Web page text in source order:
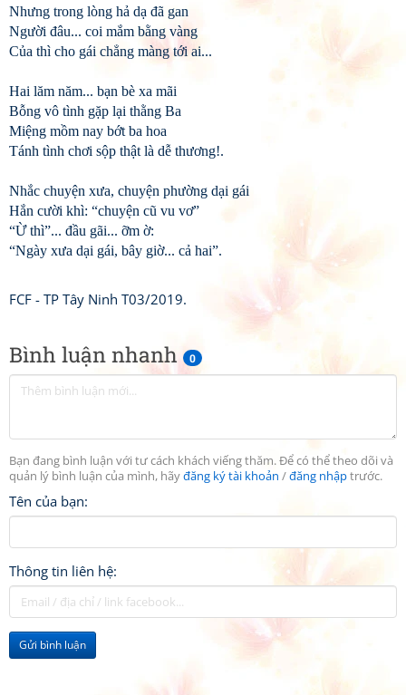
Bình luận nhanh 0
Bạn đang bình luận với tư cách khách viếng thăm. Để có thể theo dõi và
quản lý bình luận của mình, hãyđăng ký tài khoản /đăng nhậptrước.
Tên của bạn:
Thông tin liên hệ:
Gửi bình luận
Nhưng trong lòng hả dạ đã gan
Người đâu... coi mắm bằng vàng
Của thì cho gái chẳng màng tới ai...
Hai lăm năm... bạn bè xa mãi
Bỗng vô tình gặp lại thằng Ba
Miệng mồm nay bớt ba hoa
Tánh tình chơi sộp thật là dễ thương!.
Nhắc chuyện xưa, chuyện phường dại gái
Hắn cười khì: “chuyện cũ vu vơ”
“Ừ thì”... đầu gãi... ỡm ờ:
“Ngày xưa dại gái, bây giờ... cả hai”.
FCF - TP Tây Ninh T03/2019.